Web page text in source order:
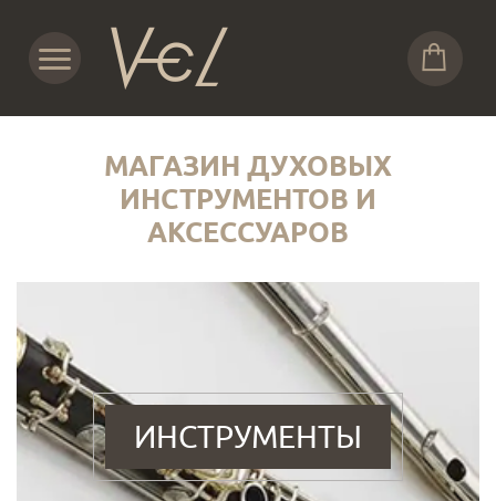
МАГАЗИН ДУХОВЫХ
ИНСТРУМЕНТОВ И
АКСЕССУАРОВ
ИНСТРУМЕНТЫ